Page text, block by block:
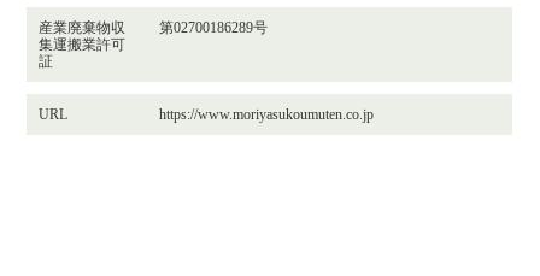
産業廃棄物収
集運搬業許可
証
第02700186289号
URL https://www.moriyasukoumuten.co.jp